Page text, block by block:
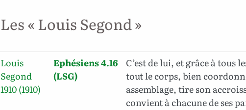
Les « Louis Segond »
Louis
Segond
1910 (1910)
Ephésiens 4.16
(LSG)
C’est de lui, et grâce à tous
tout le corps, bien
assemblage, tire son
convient à chacune de ses